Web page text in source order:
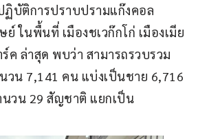
ฏิบัติการปราบปรามแก๊งคอล
ในพื้นที่ เมืองชเวก๊กโก่ เมืองเมีย
ร์ค ล่าสุด พบว่า สามารถรวบรวม
วน 7,141 คน แบ่งเป็นชาย 6,716
วน 29 สัญชาติ แยกเป็น